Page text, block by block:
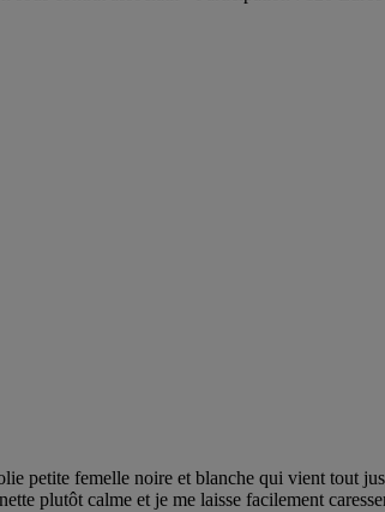
petite femelle noire et blanche qui vient tout
plutôt calme et je me laisse facilement